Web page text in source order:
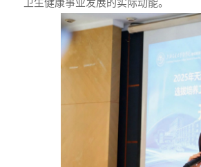
卫生健康事业发展的实际动能。